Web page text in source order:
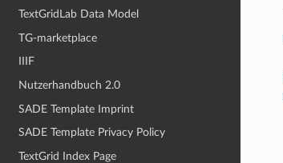
TextGridLab Data Model
TG-marketplace
IIIF
Nutzerhandbuch 2.0
SADE Template Imprint
SADE Template Privacy Policy
TextGrid Index Page